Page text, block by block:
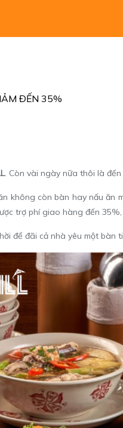
ĐẾN 35%
. Còn vài ngày nữa thôi là
không còn bàn hay nấu
trợ phí giao hàng đến
để đãi cả nhà yêu một bàn